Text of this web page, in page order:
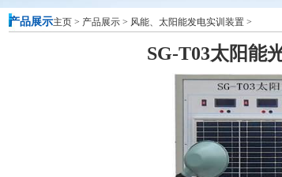
产品展示主页 > 产品展示 > 风能、太阳能发电实训装置 >
SG-T03太阳能